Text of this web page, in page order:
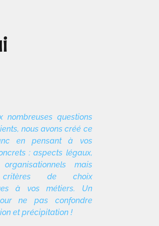
nombreuses questions
nous avons créé ce
en pensant à vos
: aspects légaux,
mais
de choix
à vos métiers. Un
our ne pas confondre
et précipitation !